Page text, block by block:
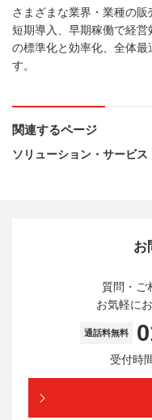
さまざまな業界・業種の販
短期導入、早期稼働で経
の標準化と効率化、全体
す。
関連するページ
ソリューション・サービス
お
質問・ご
お気軽に
通話料無料
受付時